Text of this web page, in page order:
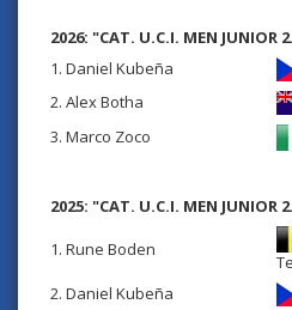
2026: "CAT. U.C.I. MEN JUNIOR
1. Daniel Kubeña
2. Alex Botha
3. Marco Zoco
2025: "CAT. U.C.I. MEN JUNIOR
1. Rune Boden
2. Daniel Kubeña